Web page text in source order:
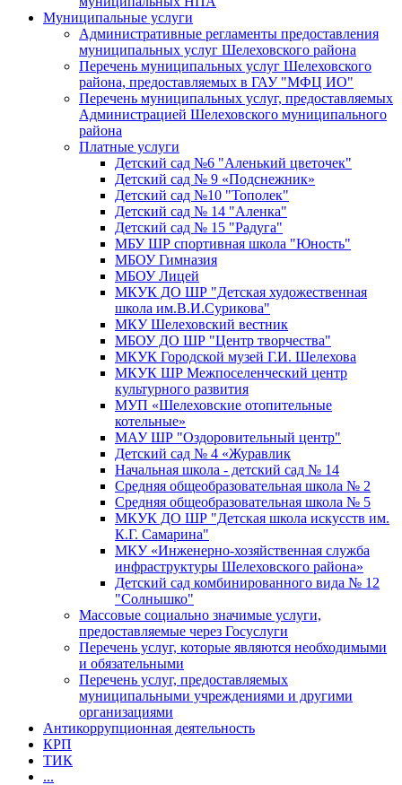
Муниципальные услуги
Административные регламенты предоставления
муниципальных услуг Шелеховского района
Перечень муниципальных услуг Шелеховского
района, предоставляемых в ГАУ "МФЦ ИО"
Перечень муниципальных услуг, предоставляемых
Администрацией Шелеховского муниципального
района
Платные услуги
Детский сад №6 "Аленький цветочек"
Детский сад № 9 «Подснежник»
Детский сад №10 "Тополек"
Детский сад № 14 "Аленка"
Детский сад № 15 "Радуга"
МБУ ШР спортивная школа "Юность"
МБОУ Гимназия
МБОУ Лицей
МКУК ДО ШР "Детская художественная
школа им.В.И.Сурикова"
МКУ Шелеховский вестник
МБОУ ДО ШР "Центр творчества"
МКУК Городской музей Г.И. Шелехова
МКУК ШР Межпоселенческий центр
культурного развития
МУП «Шелеховские отопительные
котельные»
МАУ ШР "Оздоровительный центр"
Детский сад № 4 «Журавлик
Начальная школа - детский сад № 14
Средняя общеобразовательная школа № 2
Средняя общеобразовательная школа № 5
МКУК ДО ШР "Детская школа искусств им.
К.Г. Самарина"
МКУ «Инженерно-хозяйственная служба
инфраструктуры Шелеховского района»
Детский сад комбинированного вида № 12
"Солнышко"
Массовые социально значимые услуги,
предоставляемые через Госуслуги
Перечень услуг, которые являются необходимыми
и обязательными
Перечень услуг, предоставляемых
муниципальными учреждениями и другими
организациями
Антикоррупционная деятельность
КРП
ТИК
...